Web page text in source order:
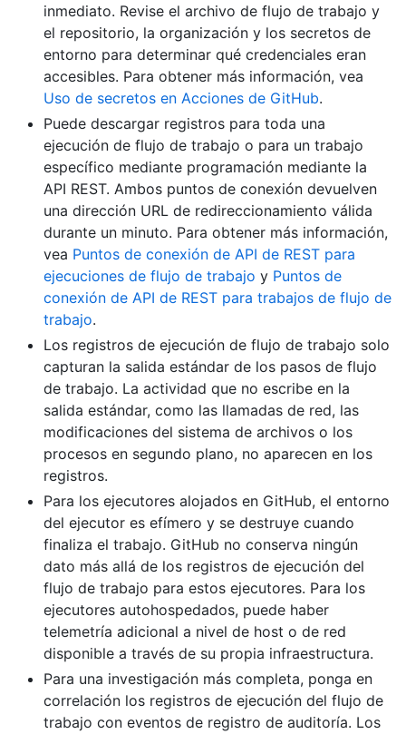
inmediato. Revise el archivo de flujo de trabajo y
el repositorio, la organización y los secretos de
entorno para determinar qué credenciales eran
accesibles. Para obtener más información, vea
Uso de secretos en Acciones de GitHub.
Puede descargar registros para toda una
ejecución de flujo de trabajo o para un trabajo
específico mediante programación mediante la
API REST. Ambos puntos de conexión devuelven
una dirección URL de redireccionamiento válida
durante un minuto. Para obtener más información,
vea Puntos de conexión de API de REST para
ejecuciones de flujo de trabajo y Puntos de
conexión de API de REST para trabajos de flujo de
trabajo.
Los registros de ejecución de flujo de trabajo solo
capturan la salida estándar de los pasos de flujo
de trabajo. La actividad que no escribe en la
salida estándar, como las llamadas de red, las
modificaciones del sistema de archivos o los
procesos en segundo plano, no aparecen en los
registros.
Para los ejecutores alojados en GitHub, el entorno
del ejecutor es efímero y se destruye cuando
finaliza el trabajo. GitHub no conserva ningún
dato más allá de los registros de ejecución del
flujo de trabajo para estos ejecutores. Para los
ejecutores autohospedados, puede haber
telemetría adicional a nivel de host o de red
disponible a través de su propia infraestructura.
Para una investigación más completa, ponga en
correlación los registros de ejecución del flujo de
trabajo con eventos de registro de auditoría. Los